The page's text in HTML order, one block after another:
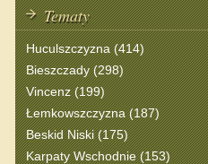
Tematy
Huculszczyzna (414)
Bieszczady (298)
Vincenz (199)
Łemkowszczyzna (187)
Beskid Niski (175)
Karpaty Wschodnie (153)